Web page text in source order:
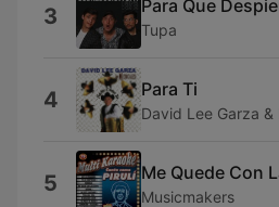
3 Para Que
Tupa
4 Para Ti
David Lee Garza &
5 Me Quede Con
Musicmakers